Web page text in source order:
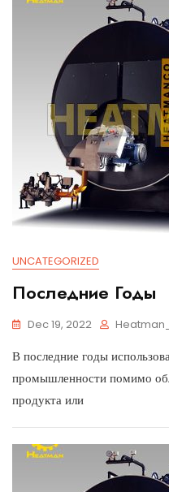
UNCATEGORIZED
Последние Годы
Dec 19, 2022
В последние годы
промышленности помимо
продукта или